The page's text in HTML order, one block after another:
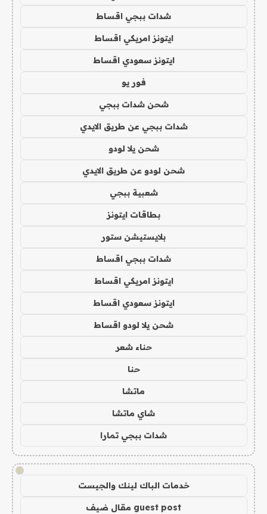
شدات ببجي اقساط
ايتونز امريكي اقساط
ايتونز سعودي اقساط
فور يو
شحن شدات ببجي
شدات ببجي عن طريق الايدي
شحن يلا لودو
شحن لودو عن طريق الايدي
شعبية ببجي
بطاقات ايتونز
بلايستيشن ستور
شدات ببجي اقساط
ايتونز امريكي اقساط
ايتونز سعودي اقساط
شحن يلا لودو اقساط
حناء شعر
حنا
ماتشا
شاي ماتشا
شدات ببجي تمارا
!
خدمات الباك لينك والجيست
guest post مقال ضيف